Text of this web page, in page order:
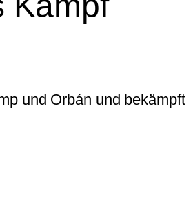
und Orbán und bekämpft